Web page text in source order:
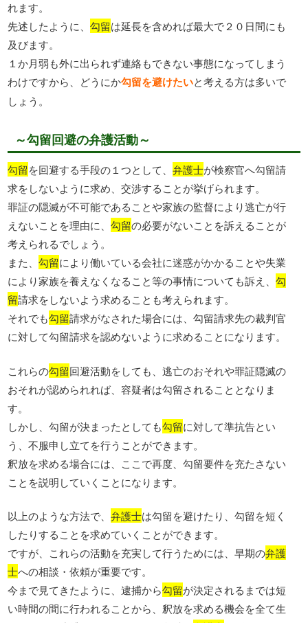
れます。
先述したように、勾留は延長を含めれば最大で２０日間にも
及びます。
１か月弱も外に出られず連絡もできない事態になってしまう
わけですから、どうにか勾留を避けたいと考える方は多いで
しょう。
～勾留回避の弁護活動～
勾留を回避する手段の１つとして、弁護士が検察官へ勾留請
求をしないように求め、交渉することが挙げられます。
罪証の隠滅が不可能であることや家族の監督により逃亡が行
えないことを理由に、勾留の必要がないことを訴えることが
考えられるでしょう。
また、勾留により働いている会社に迷惑がかかることや失業
により家族を養えなくなること等の事情についても訴え、勾
留請求をしないよう求めることも考えられます。
それでも勾留請求がなされた場合には、勾留請求先の裁判官
に対して勾留請求を認めないように求めることになります。
これらの勾留回避活動をしても、逃亡のおそれや罪証隠滅の
おそれが認められれば、容疑者は勾留されることとなりま
す。
しかし、勾留が決まったとしても勾留に対して準抗告とい
う、不服申し立てを行うことができます。
釈放を求める場合には、ここで再度、勾留要件を充たさない
ことを説明していくことになります。
以上のような方法で、弁護士は勾留を避けたり、勾留を短く
したりすることを求めていくことができます。
ですが、これらの活動を充実して行うためには、早期の弁護
士への相談・依頼が重要です。
今まで見てきたように、逮捕から勾留が決定されるまでは短
い時間の間に行われることから、釈放を求める機会を全て生